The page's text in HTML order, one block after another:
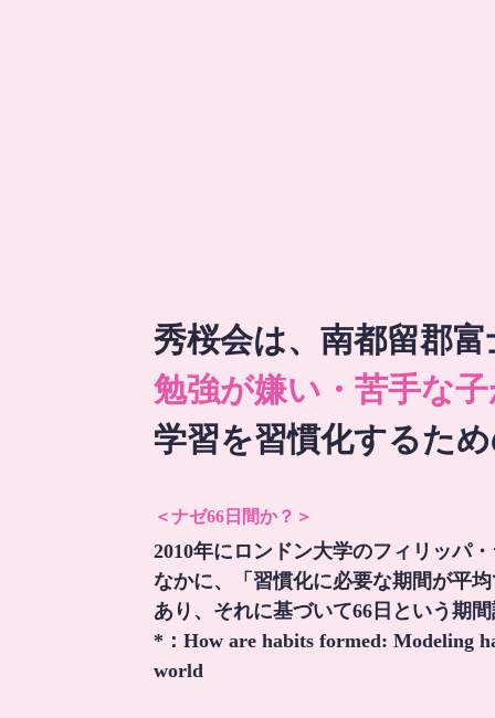
秀桜会は、南都留郡
勉強が嫌い・苦手な
学習を習慣化するた
＜ナゼ66日間か？＞
2010年にロンドン大学のフィリッパ
なかに、「習慣化に必要な期間が平
あり、それに基づいて66日という期
*：How are habits formed: Modeling
world